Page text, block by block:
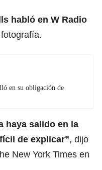
habló en W Radio
en su obligación de
haya salido en la
de explicar”, dijo
New York Times en